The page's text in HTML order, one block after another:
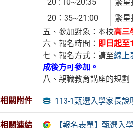
20 : 10~20:35
繁星
20：35~21:00
繁星
五、參加對象：本校高三
六、報名時間： 即日起至
七、報名方式：請至線上
成後方可參加。
八、親職教育講座的規劃
相關附件 113-1甄選入學家長說
相關連結 【報名表單】甄選入